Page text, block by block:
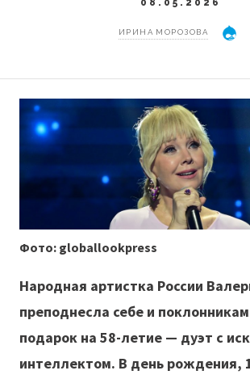
08.05.2026
ИРИНА МОРОЗОВА
Фото: globallookpress
Народная артистка России
преподнесла себе и
подарок на 58-летие — дуэт с
интеллектом. В день рождения,